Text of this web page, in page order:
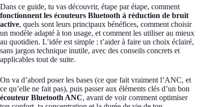
Dans ce guide, tu vas découvrir, étape par étape, comment
fonctionnent les écouteurs Bluetooth à réduction de bruit
active, quels sont leurs principaux bénéfices, comment choisir
un modèle adapté à ton usage, et comment les utiliser au mieux
au quotidien. L’idée est simple : t’aider à faire un choix éclairé,
sans jargon technique inutile, avec des conseils concrets et
applicables tout de suite.
On va d’abord poser les bases (ce que fait vraiment l’ANC, et
ce qu’elle ne fait pas), puis passer aux éléments clés d’un bon
écouteur Bluetooth ANC, avant de voir comment optimiser